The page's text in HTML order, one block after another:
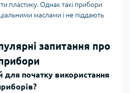
пластику. Однак такі прибори
маслами і не піддають
запитання про
для початку використання